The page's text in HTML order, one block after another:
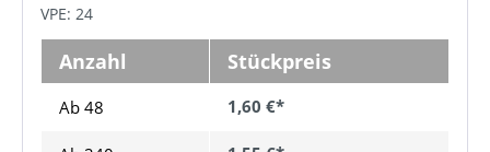
VPE: 24
Anzahl Stückpreis
Ab 48 1,60 €*